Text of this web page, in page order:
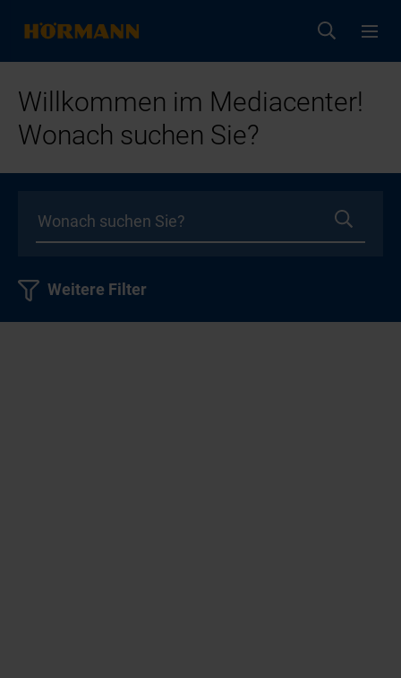
Willkommen im Mediacenter!
Wonach suchen Sie?
Weitere Filter